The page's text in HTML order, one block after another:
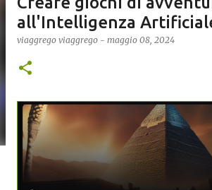
all'Intelligenza
viaggrego viaggrego - maggio 08, 2024